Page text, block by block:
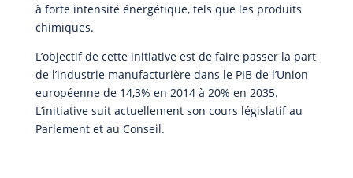
à forte intensité énergétique, tels que les produits
chimiques.
L’objectif de cette initiative est de faire passer la part
de l’industrie manufacturière dans le PIB de l’Union
européenne de 14,3% en 2014 à 20% en 2035.
L’initiative suit actuellement son cours législatif au
Parlement et au Conseil.